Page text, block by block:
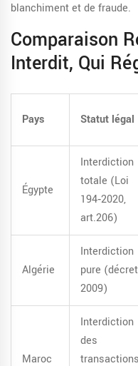
blanchiment et de fraude.
Comparaison
Interdit, Qui
Pays Statut légal
Égypte
Interdiction
totale (Loi
194‑2020,
art.206)
Algérie
Interdiction
pure (décret
2009)
Maroc
Interdiction
des